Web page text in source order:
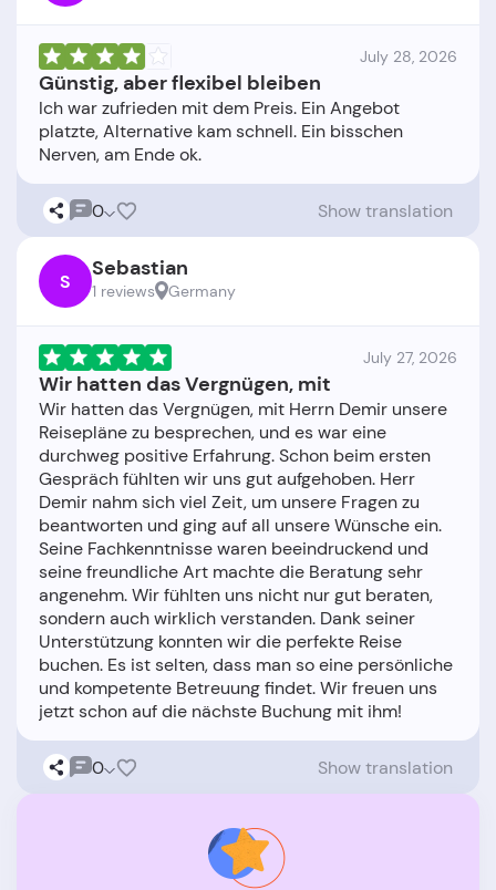
July 28, 2026
Günstig, aber flexibel bleiben
Ich war zufrieden mit dem Preis. Ein Angebot
platzte, Alternative kam schnell. Ein bisschen
0 Show translation
S Sebastian
1 reviews Germany
July 27, 2026
Wir hatten das Vergnügen, mit
Wir hatten das Vergnügen, mit Herrn Demir unsere
Reisepläne zu besprechen, und es war eine
durchweg positive Erfahrung. Schon beim ersten
Gespräch fühlten wir uns gut aufgehoben. Herr
Demir nahm sich viel Zeit, um unsere Fragen zu
beantworten und ging auf all unsere Wünsche ein.
Seine Fachkenntnisse waren beeindruckend und
seine freundliche Art machte die Beratung sehr
angenehm. Wir fühlten uns nicht nur gut beraten,
sondern auch wirklich verstanden. Dank seiner
Unterstützung konnten wir die perfekte Reise
buchen. Es ist selten, dass man so eine persönliche
und kompetente Betreuung findet. Wir freuen uns
0 Show translation